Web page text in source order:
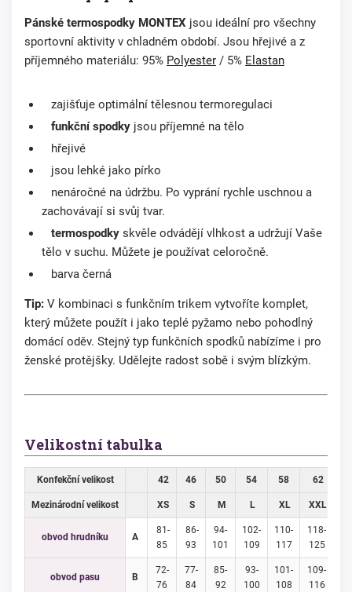
Pánské termospodky MONTEX jsou ideální pro všechny
sportovní aktivity v chladném období. Jsou hřejivé a z
příjemného materiálu: 95% Polyester / 5% Elastan
zajišťuje optimální tělesnou termoregulaci
funkční spodky jsou příjemné na tělo
hřejivé
jsou lehké jako pírko
nenáročné na údržbu. Po vyprání rychle uschnou a
zachovávají si svůj tvar.
termospodky skvěle odvádějí vlhkost a udržují Vaše
tělo v suchu. Můžete je používat celoročně.
barva černá
Tip: V kombinaci s funkčním trikem vytvoříte komplet,
který můžete použít i jako teplé pyžamo nebo pohodlný
domácí oděv. Stejný typ funkčních spodků nabízíme i pro
ženské protějšky. Udělejte radost sobě i svým blízkým.
Velikostní tabulka
Konfekční velikost 42 46 50 54 58 62
Mezinárodní velikost XS S M L XL XXL
obvod hrudníku A
81-
85
86-
93
94-
101
102-
109
110-
117
118-
125
obvod pasu B
72-
76
77-
84
85-
92
93-
100
101-
108
109-
116